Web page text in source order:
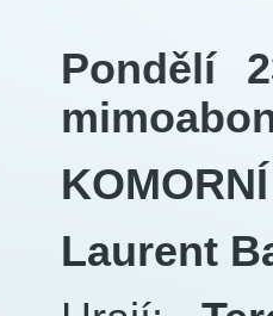
Pondělí
Laurent